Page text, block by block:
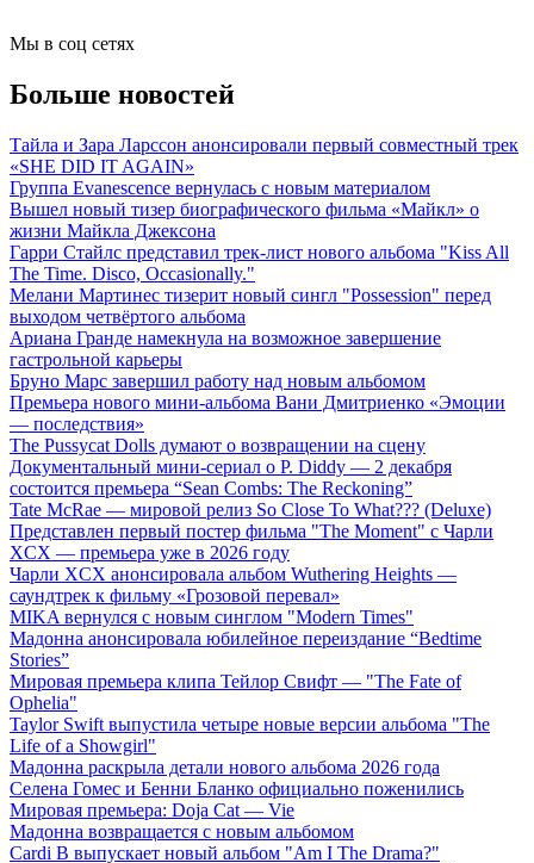
Мы в соц сетях
Больше новостей
Тайла и Зара Ларссон анонсировали первый совместный трек
«SHE DID IT AGAIN»
Группа Evanescence вернулась с новым материалом
Вышел новый тизер биографического фильма «Майкл» о
жизни Майкла Джексона
Гарри Стайлс представил трек-лист нового альбома "Kiss All
The Time. Disco, Occasionally."
Мелани Мартинес тизерит новый сингл "Possession" перед
выходом четвёртого альбома
Ариана Гранде намекнула на возможное завершение
гастрольной карьеры
Бруно Марс завершил работу над новым альбомом
Премьера нового мини-альбома Вани Дмитриенко «Эмоции
— последствия»
The Pussycat Dolls думают о возвращении на сцену
Документальный мини-сериал о P. Diddy — 2 декабря
состоится премьера “Sean Combs: The Reckoning”
Tate McRae — мировой релиз So Close To What??? (Deluxe)
Представлен первый постер фильма "The Moment" с Чарли
XCX — премьера уже в 2026 году
Чарли XCX анонсировала альбом Wuthering Heights —
саундтрек к фильму «Грозовой перевал»
MIKA вернулся с новым синглом "Modern Times"
Мадонна анонсировала юбилейное переиздание “Bedtime
Stories”
Мировая премьера клипа Тейлор Свифт — "The Fate of
Ophelia"
Taylor Swift выпустила четыре новые версии альбома "The
Life of a Showgirl"
Мадонна раскрыла детали нового альбома 2026 года
Селена Гомес и Бенни Бланко официально поженились
Мировая премьера: Doja Cat — Vie
Мадонна возвращается с новым альбомом
Cardi B выпускает новый альбом "Am I The Drama?"